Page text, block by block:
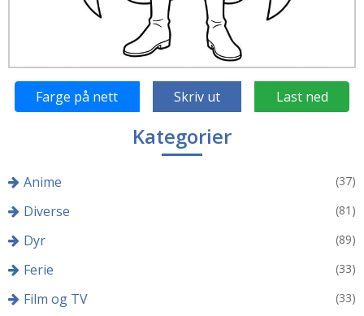
Farge på nett Skriv ut Last ned
Kategorier
Anime (37)
Diverse (81)
Dyr (89)
Ferie (33)
Film og TV (33)